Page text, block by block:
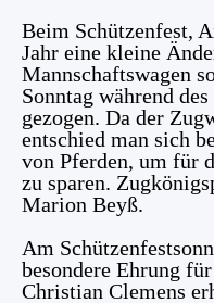
Beim Schützenfest,
Jahr eine kleine
Mannschaftswagen
Sonntag während
gezogen. Da der
entschied man sich
von Pferden, um für
zu sparen.
Marion Beyß.
Am
besondere Ehrung
Christian Clemens